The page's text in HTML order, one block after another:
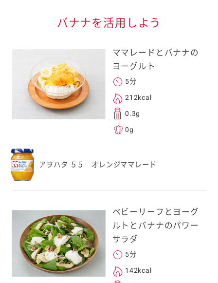
する事ができ
身以外の方に送
旦ご自身で受け
元コードをス
ォンのカメラ
るとアクセス
バナナを活用しよう
ママレードとバナナの
ヨーグルト
5分
212kcal
0.3g
0g
アヲハタ ５５ オレンジママレード
ベビーリーフとヨーグ
ルトとバナナのパワー
サラダ
5分
142kcal